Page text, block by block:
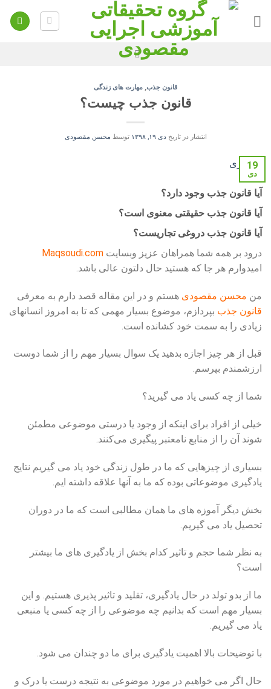
قانون جذب, مهارت‌ های زندگی
قانون جذب چیست؟
انتشار در تاریخدی ۱۹, ۱۳۹۸ توسط محسن مقصودی
19
دی
آیا قانون جذب وجود دارد؟
آیا قانون جذب حقیقتی معنوی است؟
آیا قانون جذب دروغی تجاریست؟
درود بر همه شما همراهان عزیز وبسایت Maqsoudi.com
امیدوارم هر جا که هستید حال دلتون عالی باشد.
من محسن مقصودی هستم و در این مقاله قصد دارم به معرفی
قانون جذب بپردازم، موضوع بسیار مهمی که تا به امروز انسانهای
زیادی را به سمت خود کشانده است.
قبل از هر چیز اجازه بدهید یک سوال بسیار مهم را از شما دوست
ارزشمندم بپرسم.
شما از چه کسی یاد می گیرید؟
خیلی از افراد برای اینکه از وجود یا درستی موضوعی مطمئن
شوند آن را از منابع نامعتبر پیگیری می‌کنند.
بسیاری از چیزهایی که ما در طول زندگی خود یاد می گیریم نتایج
یادگیری موضوعاتی بوده که ما به آنها علاقه داشته ایم.
بخش دیگر آموزه های ما همان مطالبی است که ما در دوران
تحصیل یاد می گیریم.
به نظر شما حجم و تاثیر کدام بخش از یادگیری های ما بیشتر
است؟
ما از بدو تولد در حال یادگیری، تقلید و تاثیر پذیری هستیم. و این
بسیار مهم است که بدانیم چه موضوعی را از چه کسی یا منبعی
یاد می گیریم.
با توضیحات بالا اهمیت یادگیری برای ما دو چندان می شود.
حال اگر می خواهیم در مورد موضوعی به نتیجه درست یا درک و